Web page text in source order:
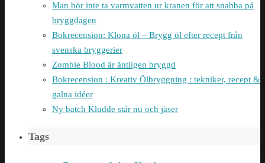
Man bör inte ta varmvatten ur kranen för att snabba på
bryggdagen
Bokrecension: Klona öl – Brygg öl efter recept från
svenska bryggerier
Zombie Blood är äntligen bryggd
Bokrecension : Kreativ Ölbryggning : tekniker, recept &
galna idéer
Ny batch Kludde står nu och jäser
Tags